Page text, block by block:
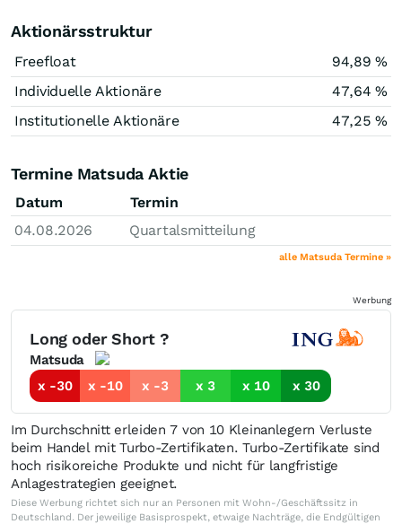
Aktionärsstruktur
Freefloat
94,89 %
Individuelle Aktionäre
47,64 %
Institutionelle Aktionäre
47,25 %
Termine Matsuda Aktie
Datum
Termin
04.08.2026
Quartalsmitteilung
alle Matsuda Termine »
Werbung
Long oder Short ?
Matsuda
x -30
x -10 x -3 x 3 x 10 x 30
Im Durchschnitt erleiden 7 von 10 Kleinanlegern Verluste
beim Handel mit Turbo-Zertifikaten. Turbo-Zertifikate sind
hoch risikoreiche Produkte und nicht für langfristige
Anlagestrategien geeignet.
Diese Werbung richtet sich nur an Personen mit Wohn-/Geschäftssitz in
Deutschland. Der jeweilige Basisprospekt, etwaige Nachträge, die Endgültigen